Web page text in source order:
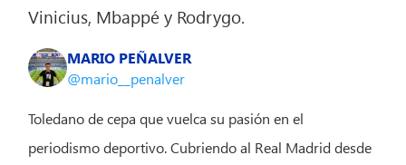
Vinicius, Mbappé y Rodrygo.
MARIO PEÑALVER
@mario__penalver
Toledano de cepa que vuelca su pasión en el
periodismo deportivo. Cubriendo al Real Madrid desde